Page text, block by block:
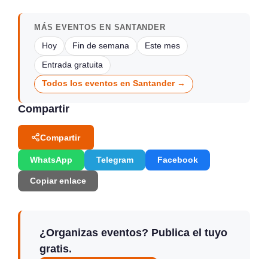
MÁS EVENTOS EN SANTANDER
Hoy Fin de semana Este mes
Entrada gratuita
Todos los eventos en Santander →
Compartir
Compartir
WhatsApp Telegram Facebook
Copiar enlace
¿Organizas eventos? Publica el tuyo
gratis.